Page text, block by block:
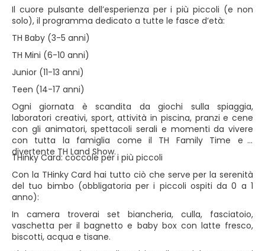
Il cuore pulsante dell’esperienza per i più piccoli (e non
solo), il programma dedicato a tutte le fasce d’età:
TH Baby (3-5 anni)
TH Mini (6-10 anni)
Junior (11-13 anni)
Teen (14-17 anni)
Ogni giornata è scandita da giochi sulla spiaggia,
laboratori creativi, sport, attività in piscina, pranzi e cene
con gli animatori, spettacoli serali e momenti da vivere
con tutta la famiglia come il TH Family Time e il
divertente TH Land Show.
THinky Card: coccole per i più piccoli
Con la THinky Card hai tutto ciò che serve per la serenità
del tuo bimbo (obbligatoria per i piccoli ospiti da 0 a 1
anno):
In camera troverai set biancheria, culla, fasciatoio,
vaschetta per il bagnetto e baby box con latte fresco,
biscotti, acqua e tisane.